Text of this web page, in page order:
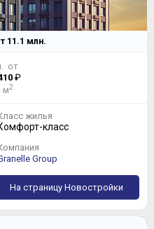
11.1 млн.
от
₽
м2
жилья
класс
Group
На страницу Новостройки